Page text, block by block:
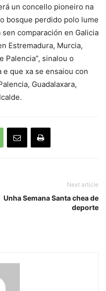
un concello pioneiro na
bosque perdido polo lume
comparación en Galicia
Estremadura, Murcia,
Palencia”, sinalou o
e que xa se ensaiou con
Guadalaxara,
Next article
Unha Semana Santa chea de
deporte